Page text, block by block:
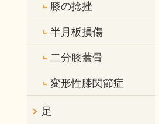
膝の捻挫
半月板損傷
二分膝蓋骨
変形性膝関節症
足